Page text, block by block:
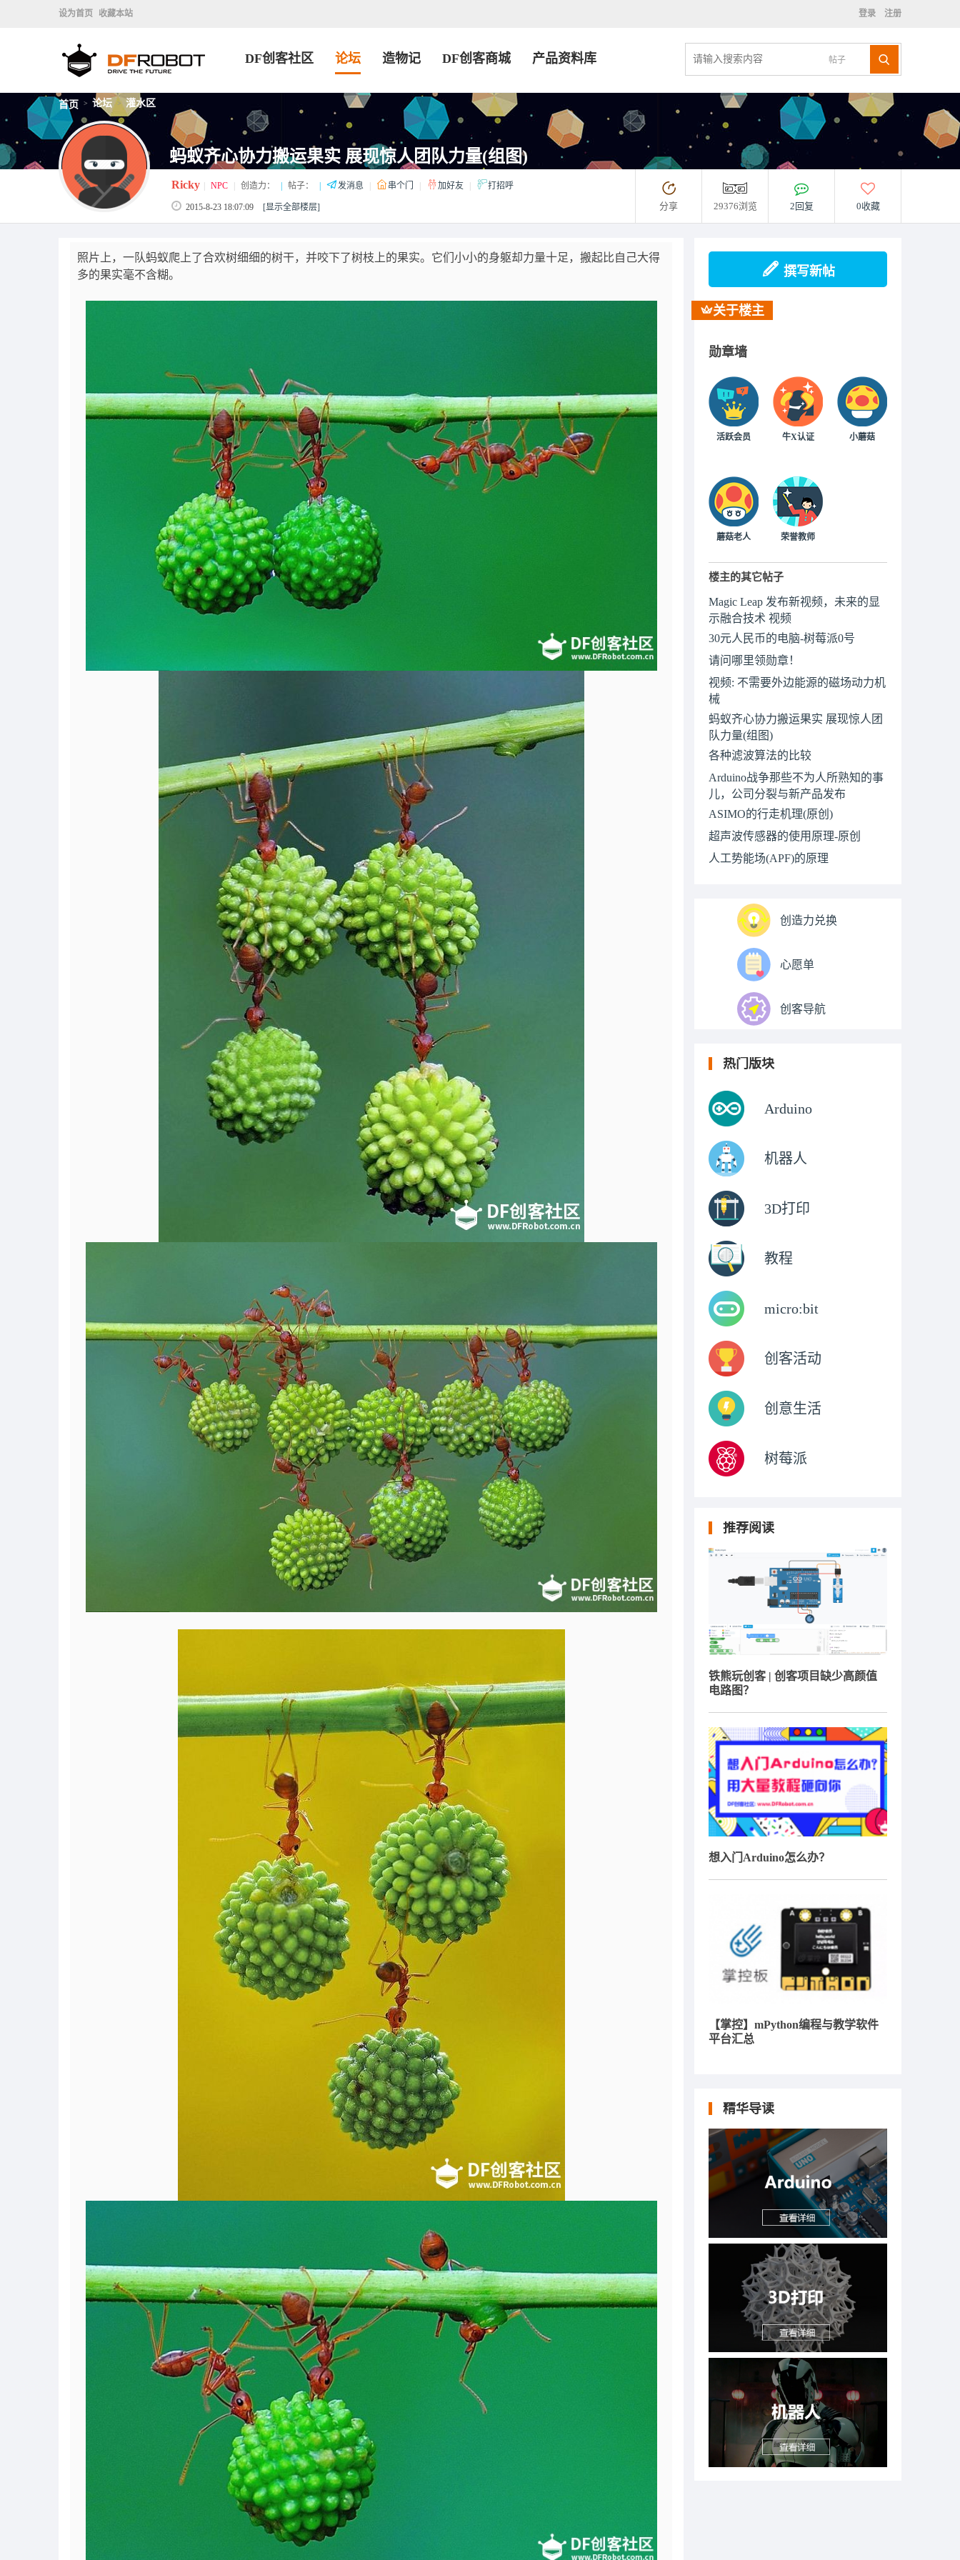
设为首页 收藏本站 登录 注册
帖子
DF创客社区 论坛 造物记 DF创客商城 产品资料库
首页 > 论坛 > 灌水区
蚂蚁齐心协力搬运果实 展现惊人团队力量(组图)
Ricky NPC 创造力： 帖子： 发消息 串个门 加好友 打招呼
2015-8-23 18:07:09 [显示全部楼层] 分享 29376浏览 2回复 0收藏
照片上，一队蚂蚁爬上了合欢树细细的树干，并咬下了树枝上的果实。它们小小的身躯却力量十足，搬起比自己大得
多的果实毫不含糊。
撰写新帖
关于楼主
勋章墙
活跃会员 牛X认证 小蘑菇
蘑菇老人 荣誉教师
楼主的其它帖子
Magic Leap 发布新视频，未来的显
示融合技术 视频
30元人民币的电脑-树莓派0号
请问哪里领勋章！
视频: 不需要外边能源的磁场动力机
械
蚂蚁齐心协力搬运果实 展现惊人团
队力量(组图)
各种滤波算法的比较
Arduino战争那些不为人所熟知的事
儿，公司分裂与新产品发布
ASIMO的行走机理(原创)
超声波传感器的使用原理-原创
人工势能场(APF)的原理
创造力兑换
心愿单
创客导航
热门版块
Arduino
机器人
3D打印
教程
micro:bit
创客活动
创意生活
树莓派
推荐阅读
铁熊玩创客 | 创客项目缺少高颜值
电路图？
想入门Arduino怎么办？
【掌控】mPython编程与教学软件
平台汇总
精华导读